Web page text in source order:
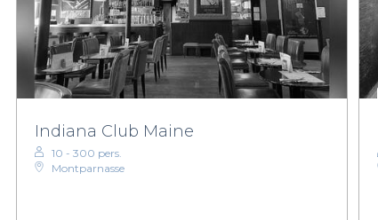
Indiana Club Maine
10 - 300 pers.
Montparnasse